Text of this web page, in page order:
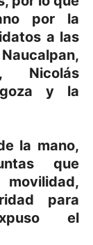
por la
a las
Nicolás
y la
la mano,
que
para
el